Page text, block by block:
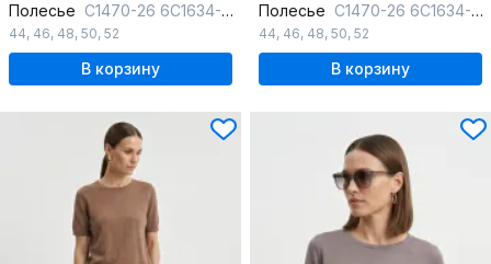
Полесье С1470-26 6С1634-Д43 170,176 стальной
44, 46, 48, 50, 52
В корзину
Полесье С1470-26 6С1634-Д43 170,176 зимнее_небо
44, 46, 48, 50, 52
В корзину